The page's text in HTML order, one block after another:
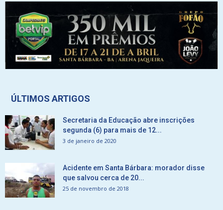
ÚLTIMOS ARTIGOS
Secretaria da Educação abre inscrições
segunda (6) para mais de 12...
3 de janeiro de 2020
Acidente em Santa Bárbara: morador disse
que salvou cerca de 20...
25 de novembro de 2018